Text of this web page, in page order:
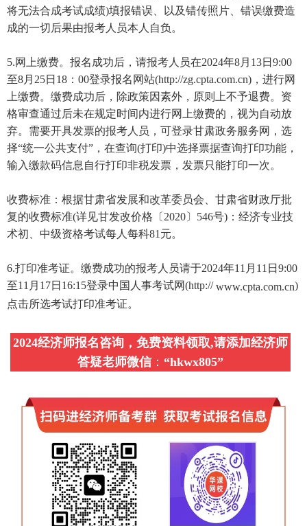
将无法合成考试成绩)填报错误、以及错传照片、错误缴费造
成的一切后果由报考人员本人自负。
5.网上缴费。报名成功后，请报考人员在2024年8月13日9:00
至8月25日18：00登录报名网站(http://zg.cpta.com.cn)，进行网
上缴费。缴费成功后，除政策因素外，原则上不予退费。资
格审查通过后未在规定时间内进行网上缴费的，视为自动放
弃。需要开具发票的报考人员，可登录甘肃政务服务网，选
择“统一公共支付”，在查询(打印)中选择票据查询打印功能，
输入缴款码信息自行打印非税发票，发票只能打印一次。
收费标准：根据甘肃省发展和改革委员会、甘肃省财政厅批
复的收费标准(详见甘发改价格〔2020〕546号)：经济专业技
术初、中级资格考试每人每科81元。
6.打印准考证。缴费成功的报考人员请于2024年11月11日9:00
至11月17日16:15登录中国人事考试网(http://www.cpta.com.cn)
点击所选考试打印准考证。
2024经济师报名咨询，免费资料领取,请添加经济师
答疑老师微信： “hkwx805”